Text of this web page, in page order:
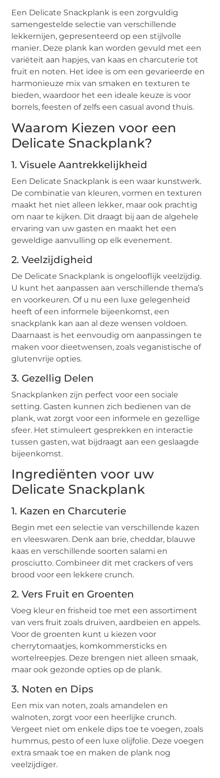
Een Delicate Snackplank is een zorgvuldig
samengestelde selectie van verschillende
lekkernijen, gepresenteerd op een stijlvolle
manier. Deze plank kan worden gevuld met een
variëteit aan hapjes, van kaas en charcuterie tot
fruit en noten. Het idee is om een gevarieerde en
harmonieuze mix van smaken en texturen te
bieden, waardoor het een ideale keuze is voor
borrels, feesten of zelfs een casual avond thuis.
Waarom Kiezen voor een
Delicate Snackplank?
1.Visuele Aantrekkelijkheid
Een Delicate Snackplank is een waar kunstwerk.
De combinatie van kleuren, vormen en texturen
maakt het niet alleen lekker, maar ook prachtig
om naar te kijken. Dit draagt bij aan de algehele
ervaring van uw gasten en maakt het een
geweldige aanvulling op elk evenement.
2.Veelzijdigheid
De Delicate Snackplank is ongelooflijk veelzijdig.
U kunt het aanpassen aan verschillende thema’s
en voorkeuren. Of u nu een luxe gelegenheid
heeft of een informele bijeenkomst, een
snackplank kan aan al deze wensen voldoen.
Daarnaast is het eenvoudig om aanpassingen te
maken voor dieetwensen, zoals veganistische of
glutenvrije opties.
3. Gezellig Delen
Snackplanken zijn perfect voor een sociale
setting. Gasten kunnen zich bedienen van de
plank, wat zorgt voor een informele en gezellige
sfeer. Het stimuleert gesprekken en interactie
tussen gasten, wat bijdraagt aan een geslaagde
bijeenkomst.
Ingrediënten voor uw
Delicate Snackplank
1. Kazen en Charcuterie
Begin met een selectie van verschillende kazen
en vleeswaren. Denk aan brie, cheddar, blauwe
kaas en verschillende soorten salami en
prosciutto. Combineer dit met crackers of vers
brood voor een lekkere crunch.
2.Vers Fruit en Groenten
Voeg kleur en frisheid toe met een assortiment
van vers fruit zoals druiven, aardbeien en appels.
Voor de groenten kunt u kiezen voor
cherrytomaatjes, komkommersticks en
wortelreepjes. Deze brengen niet alleen smaak,
maar ook gezonde opties op de plank.
3. Noten en Dips
Een mix van noten, zoals amandelen en
walnoten, zorgt voor een heerlijke crunch.
Vergeet niet om enkele dips toe te voegen, zoals
hummus, pesto of een luxe olijfolie. Deze voegen
extra smaak toe en maken de plank nog
veelzijdiger.